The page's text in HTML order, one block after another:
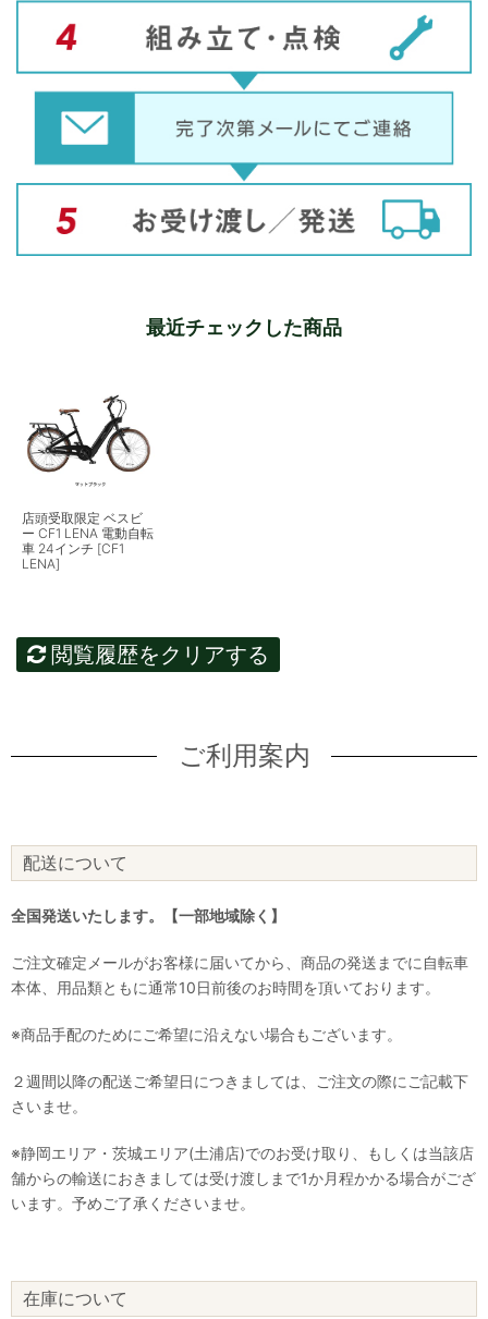
最近チェックした商品
店頭受取限定 ベスビ
ー CF1 LENA 電動自転
車 24インチ [CF1
LENA]
閲覧履歴をクリアする
ご利用案内
配送について
全国発送いたします。【一部地域除く】
ご注文確定メールがお客様に届いてから、商品の発送までに自転車
本体、用品類ともに通常10日前後のお時間を頂いております。
※商品手配のためにご希望に沿えない場合もございます。
２週間以降の配送ご希望日につきましては、ご注文の際にご記載下
さいませ。
※静岡エリア・茨城エリア(土浦店)でのお受け取り、もしくは当該店
舗からの輸送におきましては受け渡しまで1か月程かかる場合がござ
います。予めご了承くださいませ。
在庫について